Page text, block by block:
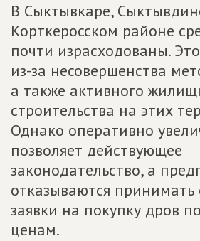
В Сыктывкаре,
Корткеросском районе
почти израсходованы.
из-за несовершенства
а также активного
строительства на этих
Однако оперативно
позволяет действующее
законодательство, а
отказываются принимать
заявки на покупку дров
ценам.